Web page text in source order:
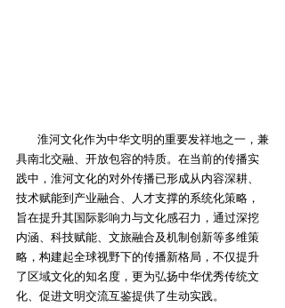
淮河文化作为中华文明的重要发祥地之一，兼
具南北交融、开放包容的特质。在当前的传播实
践中，淮河文化的对外传播已形成从内容深耕、
技术赋能到产业融合、人才支撑的系统化策略，
旨在提升其国际影响力与文化感召力，通过深挖
内涵、科技赋能、文旅融合及机制创新等多维策
略，构建起全球视野下的传播新格局，不仅提升
了区域文化的知名度，更为弘扬中华优秀传统文
化、促进文明交流互鉴提供了生动实践。